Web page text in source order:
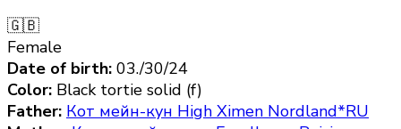
🇬🇧
Female
Date of birth: 03./30/24
Color: Black tortie solid (f)
Father: Кот мейн-кун High Ximen Nordland*RU